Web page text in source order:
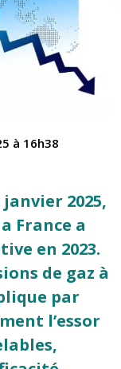
à 16h38
2025,
France a
en 2023.
de gaz à
par
l’essor